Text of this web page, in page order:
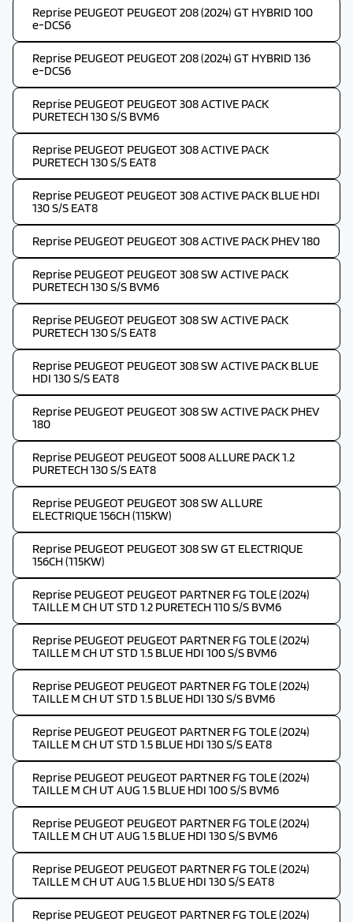
Reprise PEUGEOT PEUGEOT 208 (2024) GT HYBRID 100
e-DCS6
Reprise PEUGEOT PEUGEOT 208 (2024) GT HYBRID 136
e-DCS6
Reprise PEUGEOT PEUGEOT 308 ACTIVE PACK
PURETECH 130 S/S BVM6
Reprise PEUGEOT PEUGEOT 308 ACTIVE PACK
PURETECH 130 S/S EAT8
Reprise PEUGEOT PEUGEOT 308 ACTIVE PACK BLUE HDI
130 S/S EAT8
Reprise PEUGEOT PEUGEOT 308 ACTIVE PACK PHEV 180
Reprise PEUGEOT PEUGEOT 308 SW ACTIVE PACK
PURETECH 130 S/S BVM6
Reprise PEUGEOT PEUGEOT 308 SW ACTIVE PACK
PURETECH 130 S/S EAT8
Reprise PEUGEOT PEUGEOT 308 SW ACTIVE PACK BLUE
HDI 130 S/S EAT8
Reprise PEUGEOT PEUGEOT 308 SW ACTIVE PACK PHEV
180
Reprise PEUGEOT PEUGEOT 5008 ALLURE PACK 1.2
PURETECH 130 S/S EAT8
Reprise PEUGEOT PEUGEOT 308 SW ALLURE
ELECTRIQUE 156CH (115KW)
Reprise PEUGEOT PEUGEOT 308 SW GT ELECTRIQUE
156CH (115KW)
Reprise PEUGEOT PEUGEOT PARTNER FG TOLE (2024)
TAILLE M CH UT STD 1.2 PURETECH 110 S/S BVM6
Reprise PEUGEOT PEUGEOT PARTNER FG TOLE (2024)
TAILLE M CH UT STD 1.5 BLUE HDI 100 S/S BVM6
Reprise PEUGEOT PEUGEOT PARTNER FG TOLE (2024)
TAILLE M CH UT STD 1.5 BLUE HDI 130 S/S BVM6
Reprise PEUGEOT PEUGEOT PARTNER FG TOLE (2024)
TAILLE M CH UT STD 1.5 BLUE HDI 130 S/S EAT8
Reprise PEUGEOT PEUGEOT PARTNER FG TOLE (2024)
TAILLE M CH UT AUG 1.5 BLUE HDI 100 S/S BVM6
Reprise PEUGEOT PEUGEOT PARTNER FG TOLE (2024)
TAILLE M CH UT AUG 1.5 BLUE HDI 130 S/S BVM6
Reprise PEUGEOT PEUGEOT PARTNER FG TOLE (2024)
TAILLE M CH UT AUG 1.5 BLUE HDI 130 S/S EAT8
Reprise PEUGEOT PEUGEOT PARTNER FG TOLE (2024)